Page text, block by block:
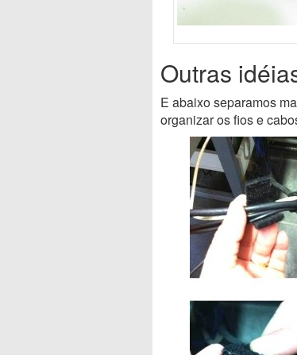
Outras
E abaixo separamos
organizar os fios e